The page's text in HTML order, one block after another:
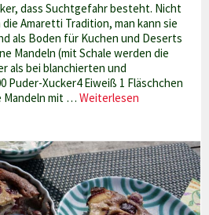
dass Suchtgefahr besteht. Nicht
Amaretti Tradition, man kann sie
als Boden für Kuchen und Deserts
Mandeln (mit Schale werden die
als bei blanchierten und
Puder-Xucker4 Eiweiß 1 Fläschchen
Mandeln mit …Weiterlesen